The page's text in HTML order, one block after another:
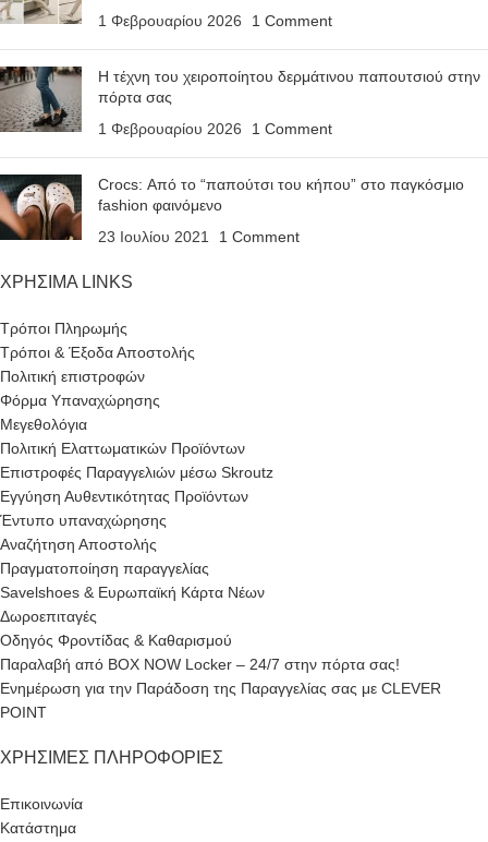
1 Φεβρουαρίου 2026
1 Comment
Η τέχνη του χειροποίητου δερμάτινου παπουτσιού στην
πόρτα σας
1 Φεβρουαρίου 2026
1 Comment
Crocs: Από το “παπούτσι του κήπου” στο παγκόσμιο
fashion φαινόμενο
23 Ιουλίου 2021
1 Comment
ΧΡΗΣΙΜΑ LINKS
Τρόποι Πληρωμής
Τρόποι & Έξοδα Αποστολής
Πολιτική επιστροφών
Φόρμα Υπαναχώρησης
Μεγεθολόγια
Πολιτική Ελαττωματικών Προϊόντων
Επιστροφές Παραγγελιών μέσω Skroutz
Εγγύηση Αυθεντικότητας Προϊόντων
Έντυπο υπαναχώρησης
Αναζήτηση Αποστολής
Πραγματοποίηση παραγγελίας
Savelshoes & Ευρωπαϊκή Κάρτα Νέων
Δωροεπιταγές
Οδηγός Φροντίδας & Καθαρισμού
Παραλαβή από BOX NOW Locker – 24/7 στην πόρτα σας!
Ενημέρωση για την Παράδοση της Παραγγελίας σας με CLEVER
POINT
ΧΡΉΣΙΜΕΣ ΠΛΗΡΟΦΟΡΊΕΣ
Επικοινωνία
Κατάστημα